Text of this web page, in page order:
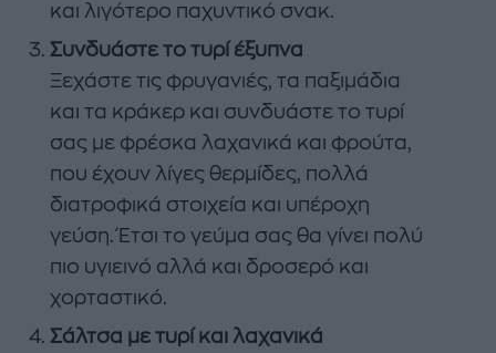
και λιγότερο παχυντικό σνακ.
Συνδυάστε το τυρί έξυπνα
Ξεχάστε τις φρυγανιές, τα παξιμάδια
και τα κράκερ και συνδυάστε το τυρί
σας με φρέσκα λαχανικά και φρούτα,
που έχουν λίγες θερμίδες, πολλά
διατροφικά στοιχεία και υπέροχη
γεύση. Έτσι το γεύμα σας θα γίνει πολύ
πιο υγιεινό αλλά και δροσερό και
χορταστικό.
Σάλτσα με τυρί και λαχανικά